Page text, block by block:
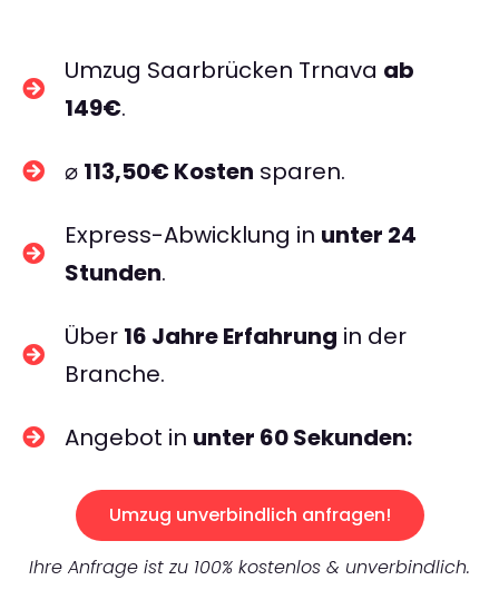
Umzug Saarbrücken Trnava ab
149€.
⌀ 113,50€ Kosten sparen.
Express-Abwicklung in unter 24
Stunden.
Über 16 Jahre Erfahrung in der
Branche.
Angebot in unter 60 Sekunden:
Umzug unverbindlich anfragen!
Ihre Anfrage ist zu 100% kostenlos & unverbindlich.